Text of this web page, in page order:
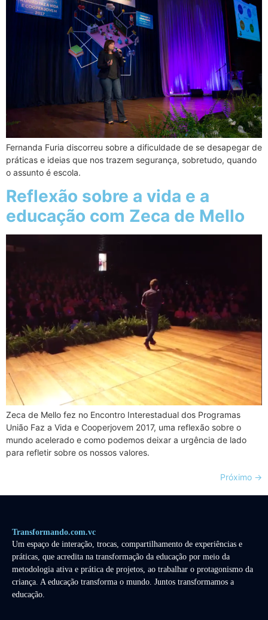
Fernanda Furia discorreu sobre a dificuldade de se desapegar de
práticas e ideias que nos trazem segurança, sobretudo, quando
o assunto é escola.
Reflexão sobre a vida e a
educação com Zeca de Mello
Zeca de Mello fez no Encontro Interestadual dos Programas
União Faz a Vida e Cooperjovem 2017, uma reflexão sobre o
mundo acelerado e como podemos deixar a urgência de lado
para refletir sobre os nossos valores.
Próximo →
Transformando.com.vc
Um espaço de interação, trocas, compartilhamento de experiências e
práticas, que acredita na transformação da educação por meio da
metodologia ativa e prática de projetos, ao trabalhar o protagonismo da
criança. A educação transforma o mundo. Juntos transformamos a
educação.